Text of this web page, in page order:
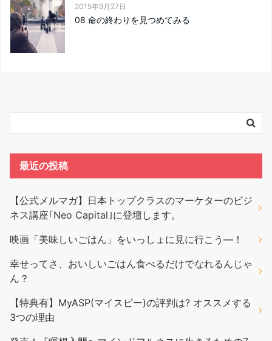
2015年9月27日
08 命の終わりを見つめてみる
最近の投稿
【公式メルマガ】日本トップクラスのマーケターのビジ
ネス講座｢Neo Capital｣に登壇します。
映画「美味しいごはん」をいっしょに見に行こう―！
幸せってさ、おいしいごはん食べるだけでなれるんじゃ
ん？
【特典有】MyASP(マイスピー)の評判は? オススメする
3つの理由